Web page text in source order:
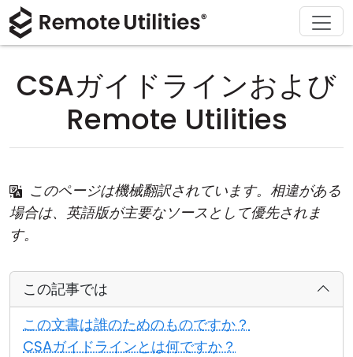
CSAガイドラインおよび
Remote Utilities
このページは機械翻訳されています。相違がある
場合は、英語版が主要なソースとして優先されま
す。
この記事では
この文書は誰のためのものですか？
CSAガイドラインとは何ですか？
製品
セキュリティ
接続モード
Active Directory サポート
MSI 設定
ソリューション
製造および小売
情報技術
ダウンロード
macOS
購入
ライセンスアシスタント
サポート
ドキュメント
会社概要
プレスルーム